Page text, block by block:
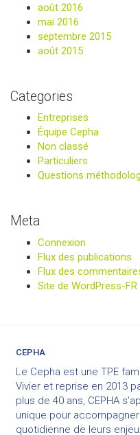
août 2016
mai 2016
septembre 2015
août 2015
Categories
Entreprises
Équipe Cepha
Non classé
Particuliers
Questions
Meta
Connexion
Flux des publications
Flux des
Site de WordPress-FR
CEPHA
Le Cepha est une TPE
Vivier et reprise en 2013
plus de 40 ans, CEPHA
unique pour
quotidienne de leurs